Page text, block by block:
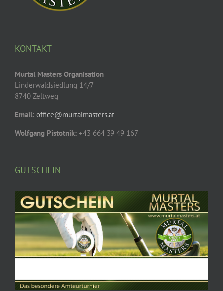
KONTAKT
Murtal Masters Organisation
Linderwaldsiedlung 14/7
8740 Zeltweg
Email: office@murtalmasters.at
Wolfgang Pistotnik: +43 664 39 49 167
GUTSCHEIN